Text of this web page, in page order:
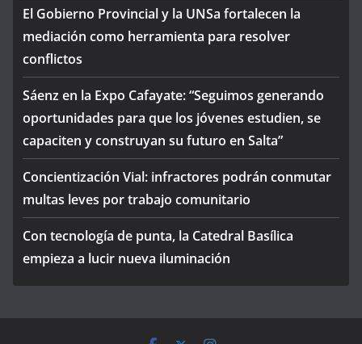
El Gobierno Provincial y la UNSa fortalecen la
mediación como herramienta para resolver
conflictos
Sáenz en la Expo Cafayate: “Seguimos generando
oportunidades para que los jóvenes estudien, se
capaciten y construyan su futuro en Salta”
Concientización Vial: infractores podrán conmutar
multas leves por trabajo comunitario
Con tecnología de punta, la Catedral Basílica
empieza a lucir nueva iluminación